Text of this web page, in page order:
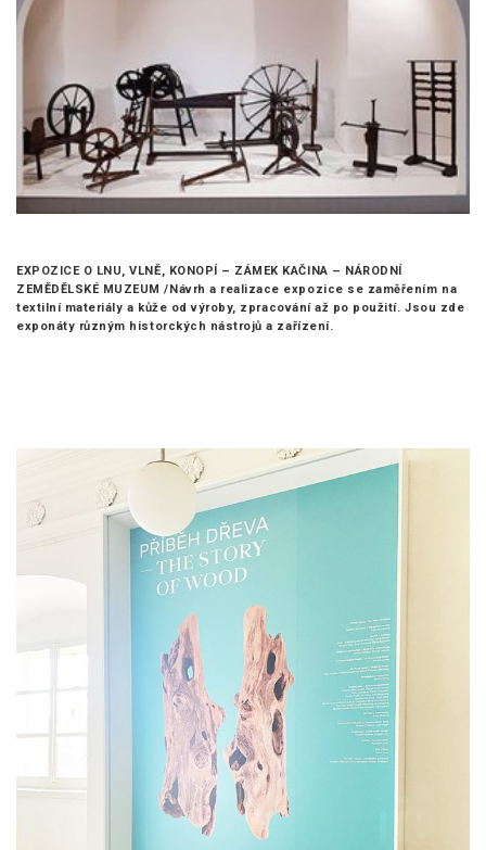
EXPOZICE O LNU, VLNĚ, KONOPÍ – ZÁMEK KAČINA – NÁRODNÍ
ZEMĚDĚLSKÉ MUZEUM / Návrh a realizace expozice se zaměřením na
textilní materiály a kůže od výroby, zpracování až po použití. Jsou zde
exponáty různým historckých nástrojů a zařízení.